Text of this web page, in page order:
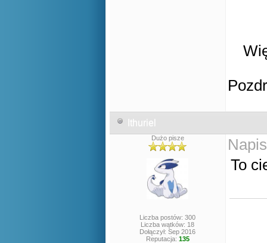
Ithuriel
Dużo pisze
Liczba postów: 300
Liczba wątków: 18
Dołączył: Sep 2016
Reputacja: 135
To